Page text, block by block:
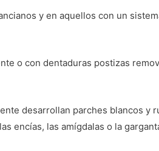
y en aquellos con un
o con dentaduras postizas
desarrollan parches blancos y
encías, las amígdalas o la